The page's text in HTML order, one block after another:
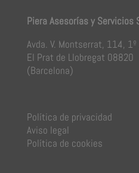
Piera Asesorías y Servicios
Avda. V. Montserrat, 114, 1º
El Prat de Llobregat 08820
(Barcelona)
Política de privacidad
Aviso legal
Política de cookies